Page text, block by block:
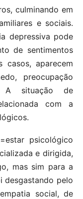
culminando em
e sociais.
depressiva pode
de sentimentos
aparecem
preocupação
A situação de
com a
psicológico
e dirigida,
mas sim para a
desgastando pelo
social, de